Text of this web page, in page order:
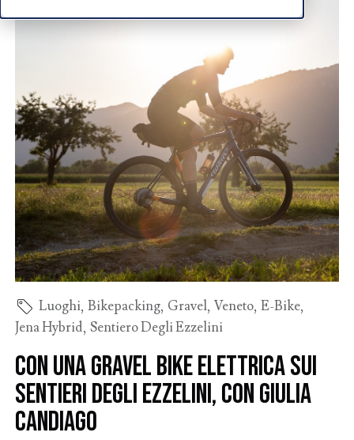
Luoghi, Bikepacking, Gravel, Veneto, E-Bike,
Jena Hybrid, Sentiero Degli Ezzelini
Con una gravel bike elettrica sui
Sentieri degli Ezzelini, con Giulia
Candiago